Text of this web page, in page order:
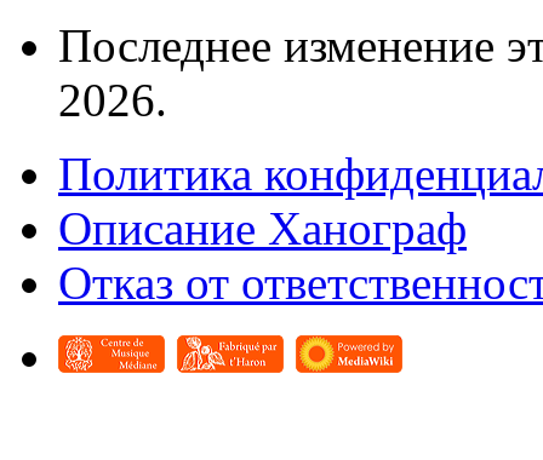
Последнее изменение
2026.
Политика
Описание Ханограф
Отказ от